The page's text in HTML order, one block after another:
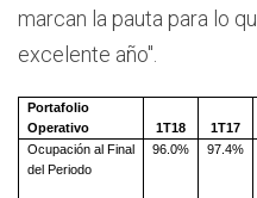
marcan la pauta para lo
excelente año".
Portafolio
Operativo
1T18 1T17
Ocupación al Final
del Periodo
96.0% 97.4%